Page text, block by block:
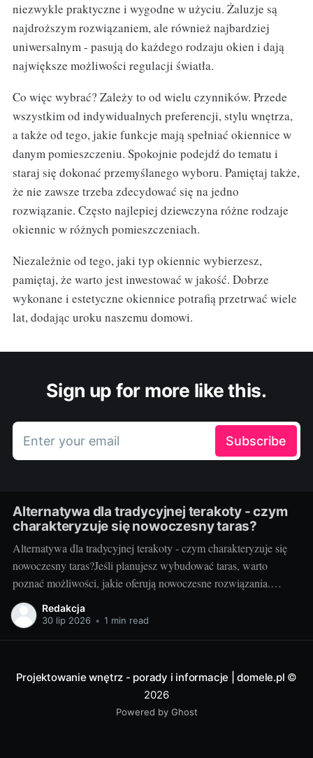
niezwykle praktyczne i wygodne w użyciu. Żaluzje są
najdroższym rozwiązaniem, ale również najbardziej
uniwersalnym - pasują do każdego rodzaju okien i dają
największe możliwości regulacji światła.
Co więc wybrać? Zależy to od wielu czynników. Przede
wszystkim od indywidualnych preferencji, stylu wnętrza,
a także od tego, jakie funkcje mają spełniać okiennice w
danym pomieszczeniu. Spokojnie podejdź do tematu i
staraj się dokonać przemyślanego wyboru. Pamiętaj także,
że nie zawsze trzeba zdecydować się na jedno
rozwiązanie. Często najlepiej dziewczyna różne rodzaje
okiennic w różnych pomieszczeniach.
Niezależnie od tego, jaki typ okiennic wybierzesz,
pamiętaj, że warto jest inwestować w jakość. Dobrze
wykonane i estetyczne okiennice potrafią przetrwać wiele
lat, dodając uroku naszemu domowi.
Sign up for more like this.
Enter your email Subscribe
Alternatywa dla tradycyjnej terakoty - czym
charakteryzuje się nowoczesny taras?
Alternatywa dla tradycyjnej terakoty - czym charakteryzuje się
nowoczesny taras?Jeśli planujesz wybudować taras, warto
poznać możliwości, jakie oferują nowoczesne rozwiązania.
Można przecież zdecydować się na coś więcej niż tylko
tradycyjną terakotę. Ale jak wygląda nowoczesny taras i dlaczego
Redakcja
30 lip 2026 • 1 min read
Projektowanie wnętrz - porady i informacje | domele.pl ©
2026
Powered by Ghost